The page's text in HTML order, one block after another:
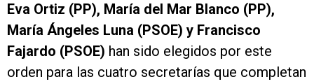
Eva Ortiz (PP), María del Mar Blanco (PP),
María Ángeles Luna (PSOE) y Francisco
Fajardo (PSOE) han sido elegidos por este
orden para las cuatro secretarías que completan